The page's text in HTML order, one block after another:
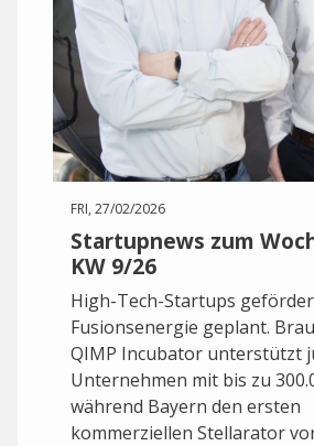
FRI, 27/02/2026
Startupnews zum
KW 9/26
High-Tech-Startups
Fusionsenergie geplant.
QIMP Incubator unterstützt
Unternehmen mit bis zu
während Bayern den ersten
kommerziellen Stellarator